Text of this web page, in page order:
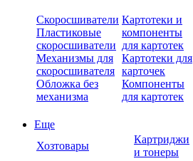
Скоросшиватели
Пластиковые
скоросшиватели
Механизмы для
скоросшивателя
Обложка без
механизма
Картотеки и
компоненты
для картотек
Картотеки для
карточек
Компоненты
для картотек
Еще
Хозтовары
Картриджи
и тонеры